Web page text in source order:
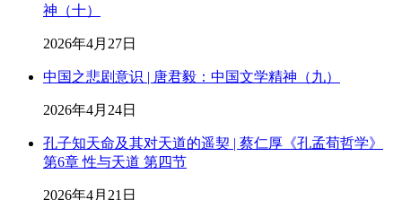
神（十）
2026年4月27日
中国之悲剧意识 | 唐君毅：中国文学精神（九）
2026年4月24日
孔子知天命及其对天道的遥契 | 蔡仁厚《孔孟荀哲学》
第6章 性与天道 第四节
2026年4月21日